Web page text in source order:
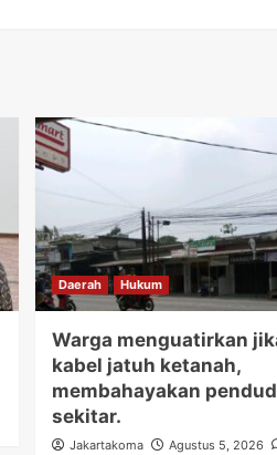
Daerah Hukum
Warga menguatirkan
kabel jatuh ketanah,
membahayakan
sekitar.
Jakartakoma Agustus 5, 2026